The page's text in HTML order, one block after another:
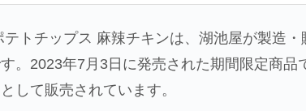
トチップス 麻辣チキンは、湖池屋が製造・
。2023年7月3日に発売された期間限定商品
して販売されています。